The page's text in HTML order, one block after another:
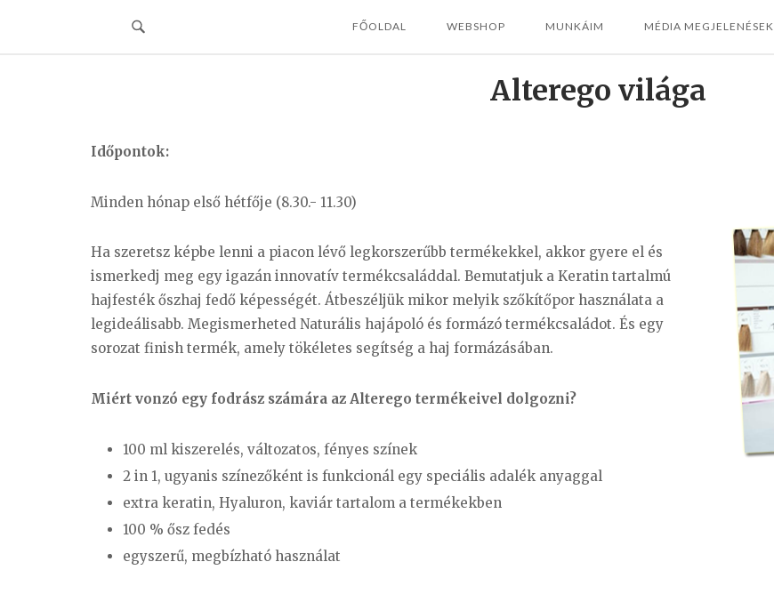
FŐOLDAL WEBSHOP MUNKÁIM MÉDIA MEGJELENÉSEK
Alterego világa
Időpontok:
Minden hónap első hétfője (8.30.- 11.30)
Ha szeretsz képbe lenni a piacon lévő legkorszerűbb termékekkel, akkor gyere el és
ismerkedj meg egy igazán innovatív termékcsaláddal. Bemutatjuk a Keratin tartalmú
hajfesték őszhaj fedő képességét. Átbeszéljük mikor melyik szőkítőpor használata a
legideálisabb. Megismerheted Naturális hajápoló és formázó termékcsaládot. És egy
sorozat finish termék, amely tökéletes segítség a haj formázásában.
Miért vonzó egy fodrász számára az Alterego termékeivel dolgozni?
100 ml kiszerelés, változatos, fényes színek
2 in 1, ugyanis színezőként is funkcionál egy speciális adalék anyaggal
extra keratin, Hyaluron, kaviár tartalom a termékekben
100 % ősz fedés
egyszerű, megbízható használat